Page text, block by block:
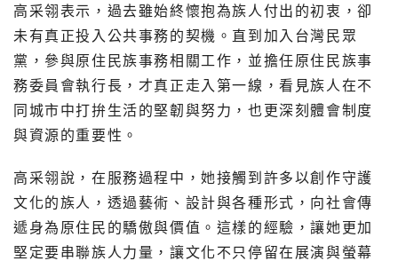
高采翎表示，過去雖始終懷抱為族人付出的初衷，卻
未有真正投入公共事務的契機。直到加入台灣民眾
黨，參與原住民族事務相關工作，並擔任原住民族事
務委員會執行長，才真正走入第一線，看見族人在不
同城市中打拚生活的堅韌與努力，也更深刻體會制度
與資源的重要性。
高采翎說，在服務過程中，她接觸到許多以創作守護
文化的族人，透過藝術、設計與各種形式，向社會傳
遞身為原住民的驕傲與價值。這樣的經驗，讓她更加
堅定要串聯族人力量，讓文化不只停留在展演與螢幕